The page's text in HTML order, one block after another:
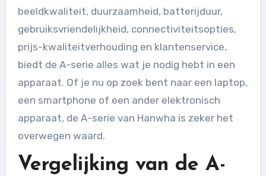
beeldkwaliteit, duurzaamheid, batterijduur,
gebruiksvriendelijkheid, connectiviteitsopties,
prijs-kwaliteitverhouding en klantenservice,
biedt de A-serie alles wat je nodig hebt in een
apparaat. Of je nu op zoek bent naar een laptop,
een smartphone of een ander elektronisch
apparaat, de A-serie van Hanwha is zeker het
overwegen waard.
Vergelijking van de A-